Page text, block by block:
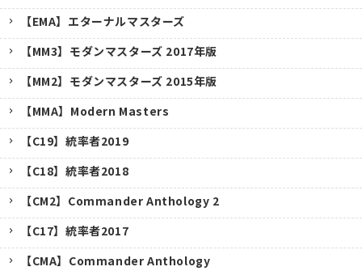
【EMA】エターナルマスターズ
【MM3】モダンマスターズ 2017年版
【MM2】モダンマスターズ 2015年版
【MMA】Modern Masters
【C19】統率者2019
【C18】統率者2018
【CM2】Commander Anthology 2
【C17】統率者2017
【CMA】Commander Anthology